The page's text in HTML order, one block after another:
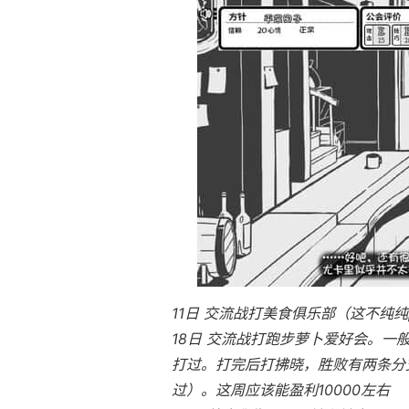
11日 交流战打美食俱乐部（这不纯
18日 交流战打跑步萝卜爱好会。一
打过。打完后打拂晓，胜败有两条
过）。这周应该能盈利10000左右